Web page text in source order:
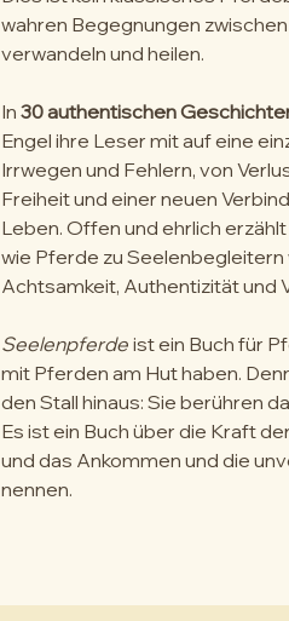
wahren Begegnungen
verwandeln und heilen.
In 30 authentischen
Engel ihre Leser mit auf eine
Irrwegen und Fehlern, von
Freiheit und einer neuen
Leben. Offen und ehrlich
wie Pferde zu
Achtsamkeit, Authentizität und
Seelenpferde ist ein Buch für
mit Pferden am Hut haben.
den Stall hinaus: Sie berühren
Es ist ein Buch über die Kraft
und das Ankommen und die
nennen.